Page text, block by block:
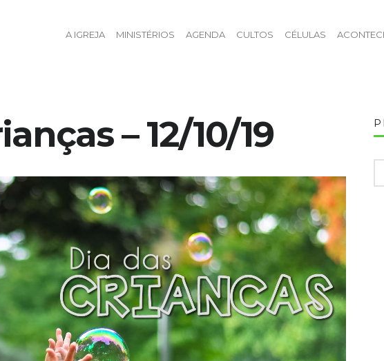
A IGREJA MINISTÉRIOS AGENDA CULTOS CÉLULAS
– 12/10/19